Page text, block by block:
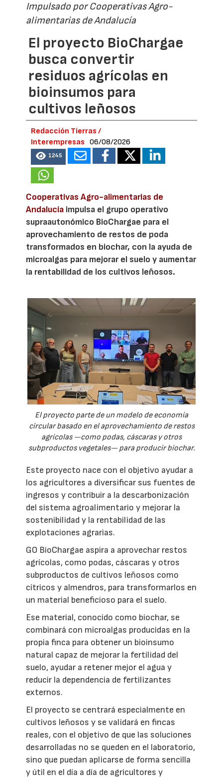
Impulsado por Cooperativas Agro-
alimentarias de Andalucía
El proyecto BioChargae
busca convertir
residuos agrícolas en
bioinsumos para
cultivos leñosos
Redacción Tierras /
Interempresas
06/08/2026
1245
Cooperativas Agro-alimentarias de
Andalucía impulsa el grupo operativo
supraautonómico BioChargae para el
aprovechamiento de restos de poda
transformados en biochar, con la ayuda de
microalgas para mejorar el suelo y aumentar
la rentabilidad de los cultivos leñosos.
El proyecto parte de un modelo de economía
circular basado en el aprovechamiento de restos
agrícolas —como podas, cáscaras y otros
subproductos vegetales— para producir biochar.
Este proyecto nace con el objetivo ayudar a
los agricultores a diversificar sus fuentes de
ingresos y contribuir a la descarbonización
del sistema agroalimentario y mejorar la
sostenibilidad y la rentabilidad de las
explotaciones agrarias.
GO BioChargae aspira a aprovechar restos
agrícolas, como podas, cáscaras y otros
subproductos de cultivos leñosos como
cítricos y almendros, para transformarlos en
un material beneficioso para el suelo.
Ese material, conocido como biochar, se
combinará con microalgas producidas en la
propia finca para obtener un bioinsumo
natural capaz de mejorar la fertilidad del
suelo, ayudar a retener mejor el agua y
reducir la dependencia de fertilizantes
externos.
El proyecto se centrará especialmente en
cultivos leñosos y se validará en fincas
reales, con el objetivo de que las soluciones
desarrolladas no se queden en el laboratorio,
sino que puedan aplicarse de forma sencilla
y útil en el día a día de agricultores y